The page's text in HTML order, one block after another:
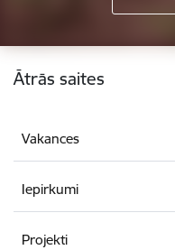
Kājene
Ātrās saites
Vakances
Iepirkumi
Projekti